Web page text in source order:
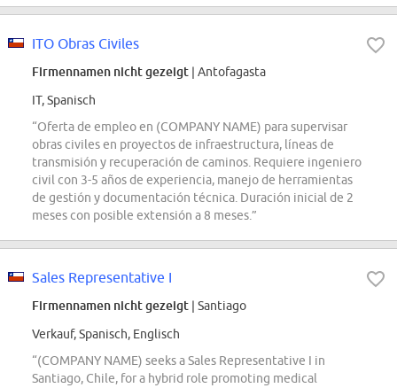
ITO Obras Civiles
Firmennamen nicht gezeigt | Antofagasta
IT, Spanisch
“Oferta de empleo en (COMPANY NAME) para supervisar
obras civiles en proyectos de infraestructura, líneas de
transmisión y recuperación de caminos. Requiere ingeniero
civil con 3-5 años de experiencia, manejo de herramientas
de gestión y documentación técnica. Duración inicial de 2
meses con posible extensión a 8 meses.”
Sales Representative I
Firmennamen nicht gezeigt | Santiago
Verkauf, Spanisch, Englisch
“(COMPANY NAME) seeks a Sales Representative I in
Santiago, Chile, for a hybrid role promoting medical